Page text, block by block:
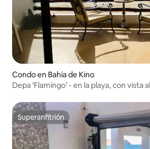
Condo en Bahía de Kino
Depa ‘Flamingo’ - en la playa, con vista
Superanfitrión
Superanfitrión